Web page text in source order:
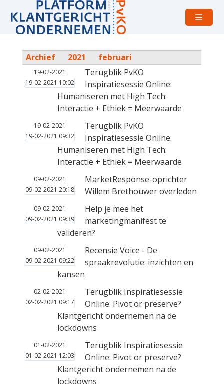
Open
Archief 2021 februari
19-02-2021
19-02-2021 10:02
Terugblik PvKO
Inspiratiesessie Online:
Humaniseren met High Tech:
Interactie + Ethiek = Meerwaarde
19-02-2021
19-02-2021 09:32
Terugblik PvKO
Inspiratiesessie Online:
Humaniseren met High Tech:
Interactie + Ethiek = Meerwaarde
09-02-2021
09-02-2021 20:18
MarketResponse-oprichter
Willem Brethouwer overleden
09-02-2021
09-02-2021 09:39
Help je mee het
marketingmanifest te
valideren?
09-02-2021
09-02-2021 09:22
Recensie Voice - De
spraakrevolutie: inzichten en
kansen
02-02-2021
02-02-2021 09:17
Terugblik Inspiratiesessie
Online: Pivot or preserve?
Klantgericht ondernemen na de
lockdowns
01-02-2021
01-02-2021 12:03
Terugblik Inspiratiesessie
Online: Pivot or preserve?
Klantgericht ondernemen na de
lockdowns